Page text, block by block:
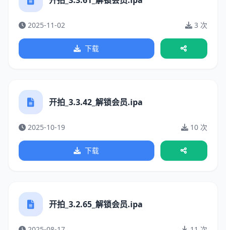
2025-11-02 3 次
下载
开拍_3.3.42_解锁会员.ipa
2025-10-19 10 次
下载
开拍_3.2.65_解锁会员.ipa